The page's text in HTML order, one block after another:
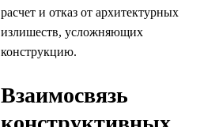
расчет и отказ от архитектурных
излишеств, усложняющих
конструкцию.
Взаимосвязь